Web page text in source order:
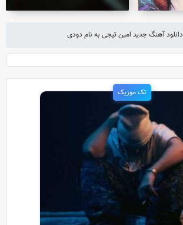
دانلود آهنگ جدید امین تیجی به نام دودی
تک موزیک